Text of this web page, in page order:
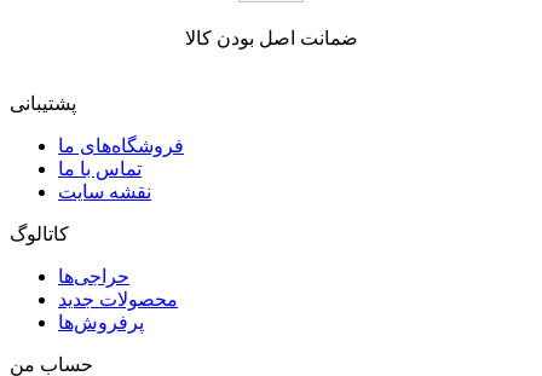
ضمانت اصل بودن کالا
پشتیبانی
فروشگاه‌های ما
تماس با ما
نقشه سایت
کاتالوگ
حراجی‌ها
محصولات جدید
پرفروش‌ها
حساب من